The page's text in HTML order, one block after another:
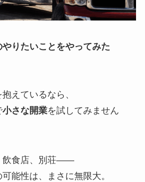
やりたいことをやってみた
えているなら、
小さな開業を試してみません
飲食店、別荘――
能性は、まさに無限大。